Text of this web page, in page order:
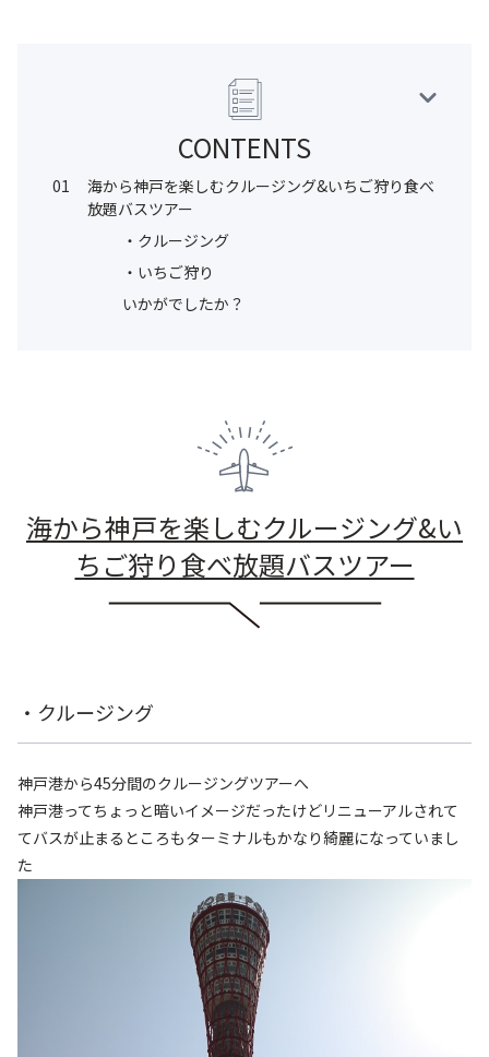
CONTENTS
01
海から神戸を楽しむクルージング&いちご狩り食べ
放題バスツアー
・クルージング
・いちご狩り
いかがでしたか？
海から神戸を楽しむクルージング&い
ちご狩り食べ放題バスツアー
・クルージング
神戸港から45分間のクルージングツアーへ
神戸港ってちょっと暗いイメージだったけどリニューアルされて
てバスが止まるところもターミナルもかなり綺麗になっていまし
た